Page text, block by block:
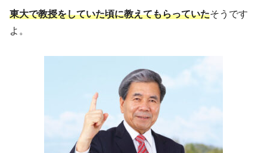
東大で教授をしていた頃に教えてもらっていたそうです
よ。